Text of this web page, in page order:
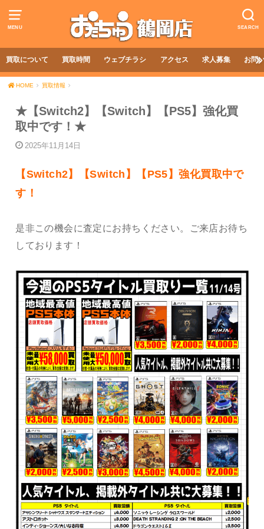
MENU SEARCH
買取について 買取時間 ウェブチラシ アクセス 求人募集 お問
HOME 買取情報
★【Switch2】【Switch】【PS5】強化買
取中です！★
2025年11月14日
【Switch2】【Switch】【PS5】強化買取中で
す！
是非この機会に査定にお持ちください。ご来店お待ち
しております！